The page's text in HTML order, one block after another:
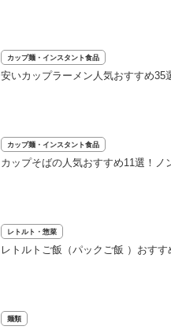
カップ麺・インスタント食品
安いカップラーメン人気おすすめ35
カップ麺・インスタント食品
カップそばの人気おすすめ11選！ノ
レトルト・惣菜
レトルトご飯（パックご飯 ）おす
麺類